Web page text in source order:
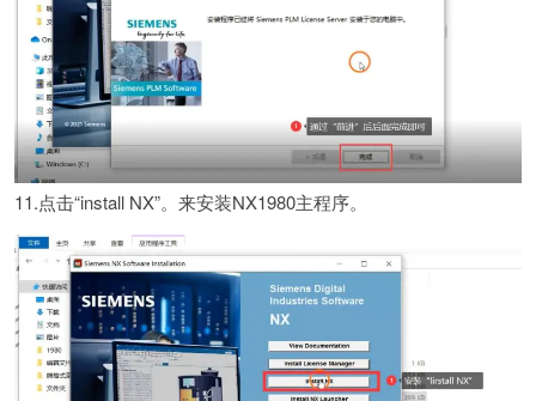
11.点击“install NX”。来安装NX1980主程序。